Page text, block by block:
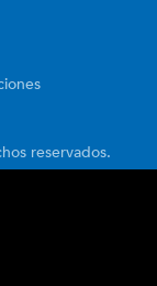
reservados.